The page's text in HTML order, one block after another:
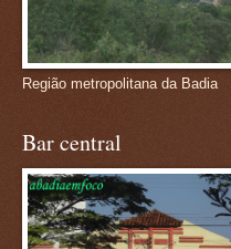
Região metropolitana da Badia
Bar central